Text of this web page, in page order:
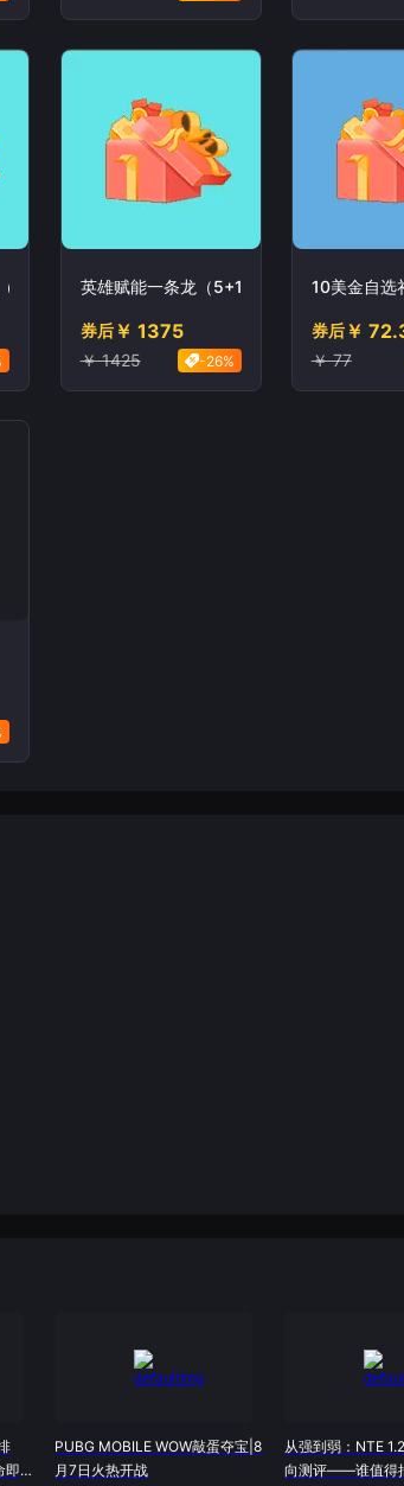
5+10+20+50+100）
英雄赋能一条龙（5+10+20+50+100）
券后￥ 1375
￥ 1425 -26%
10美金自选
券后￥
￥ 77
是
PUBG MOBILE WOW敲蛋夺宝|8
月7日火热开战
从强到弱：NTE
向测评——谁值得